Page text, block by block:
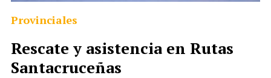
Rescate y asistencia en Rutas
Santacruceñas
Provinciales